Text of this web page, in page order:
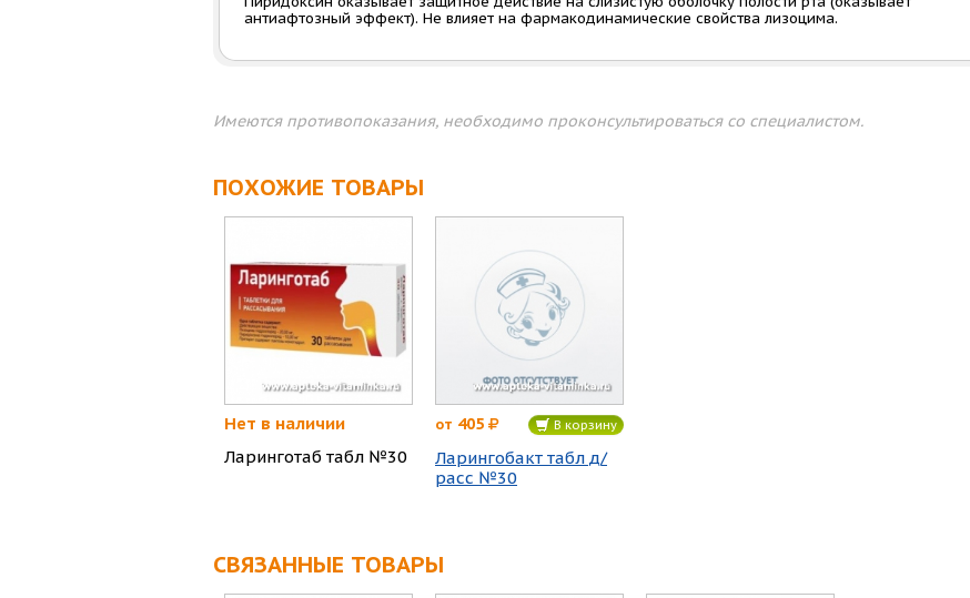
антиафтозный эффект). Не влияет на фармакодинамические свойства лизоцима.
Имеются противопоказания, необходимо проконсультироваться со специалистом.
ПОХОЖИЕ ТОВАРЫ
Нет в наличии
Ларинготаб табл №30
от 405 В корзину
Ларингобакт табл д/
расс №30
СВЯЗАННЫЕ ТОВАРЫ